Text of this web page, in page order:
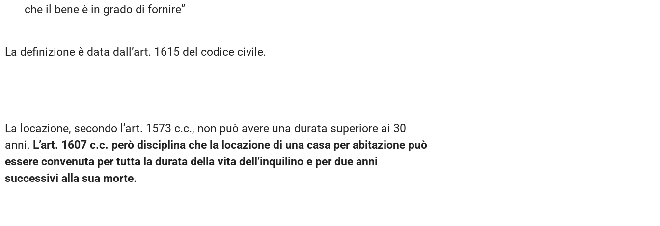
che il bene è in grado di fornire”
La definizione è data dall’art. 1615 del codice civile.
La locazione, secondo l’art. 1573 c.c., non può avere una durata superiore ai 30
anni. L’art. 1607 c.c. però disciplina che la locazione di una casa per abitazione può
essere convenuta per tutta la durata della vita dell’inquilino e per due anni
successivi alla sua morte.